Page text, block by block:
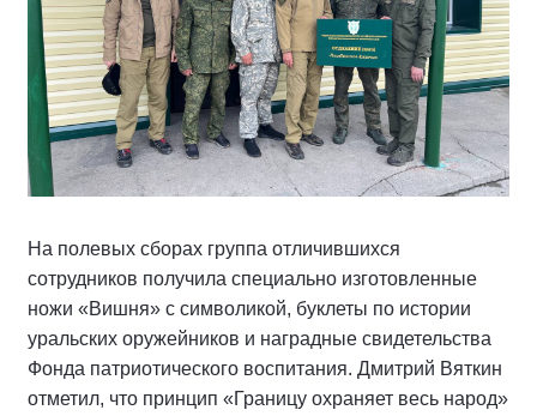
На полевых сборах группа отличившихся
сотрудников получила специально изготовленные
ножи «Вишня» с символикой, буклеты по истории
уральских оружейников и наградные свидетельства
Фонда патриотического воспитания. Дмитрий Вяткин
отметил, что принцип «Границу охраняет весь народ»